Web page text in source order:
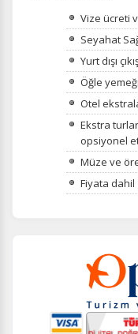
Vize ücreti
Seyahat
Yurt dışı
Öğle
Otel
Ekstra
opsiyonel
Müze ve
Fiyata